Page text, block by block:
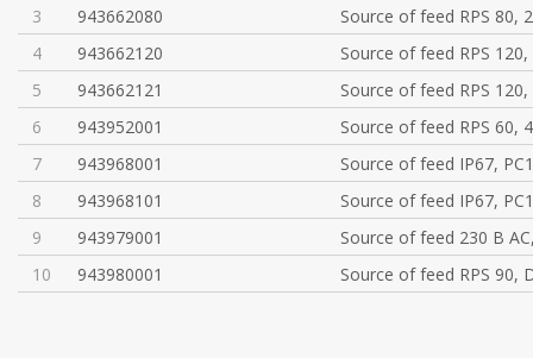
3
943662080
Source of feed RPS 80,
4
943662120
Source of feed RPS 120,
5
943662121
Source of feed RPS 120,
6
943952001
Source of feed RPS 60,
7
943968001
Source of feed IP67,
8
943968101
Source of feed IP67,
9
943979001
Source of feed 230 В
10
943980001 Source of feed RPS 90,